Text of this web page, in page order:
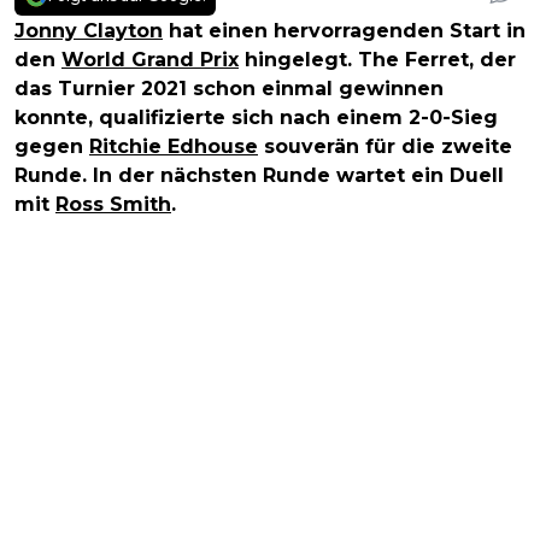
Jonny Clayton hat einen hervorragenden Start in
den World Grand Prix hingelegt. The Ferret, der
das Turnier 2021 schon einmal gewinnen
konnte, qualifizierte sich nach einem 2-0-Sieg
gegen Ritchie Edhouse souverän für die zweite
Runde. In der nächsten Runde wartet ein Duell
mit Ross Smith.